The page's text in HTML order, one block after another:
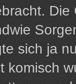
sich ja
komisch